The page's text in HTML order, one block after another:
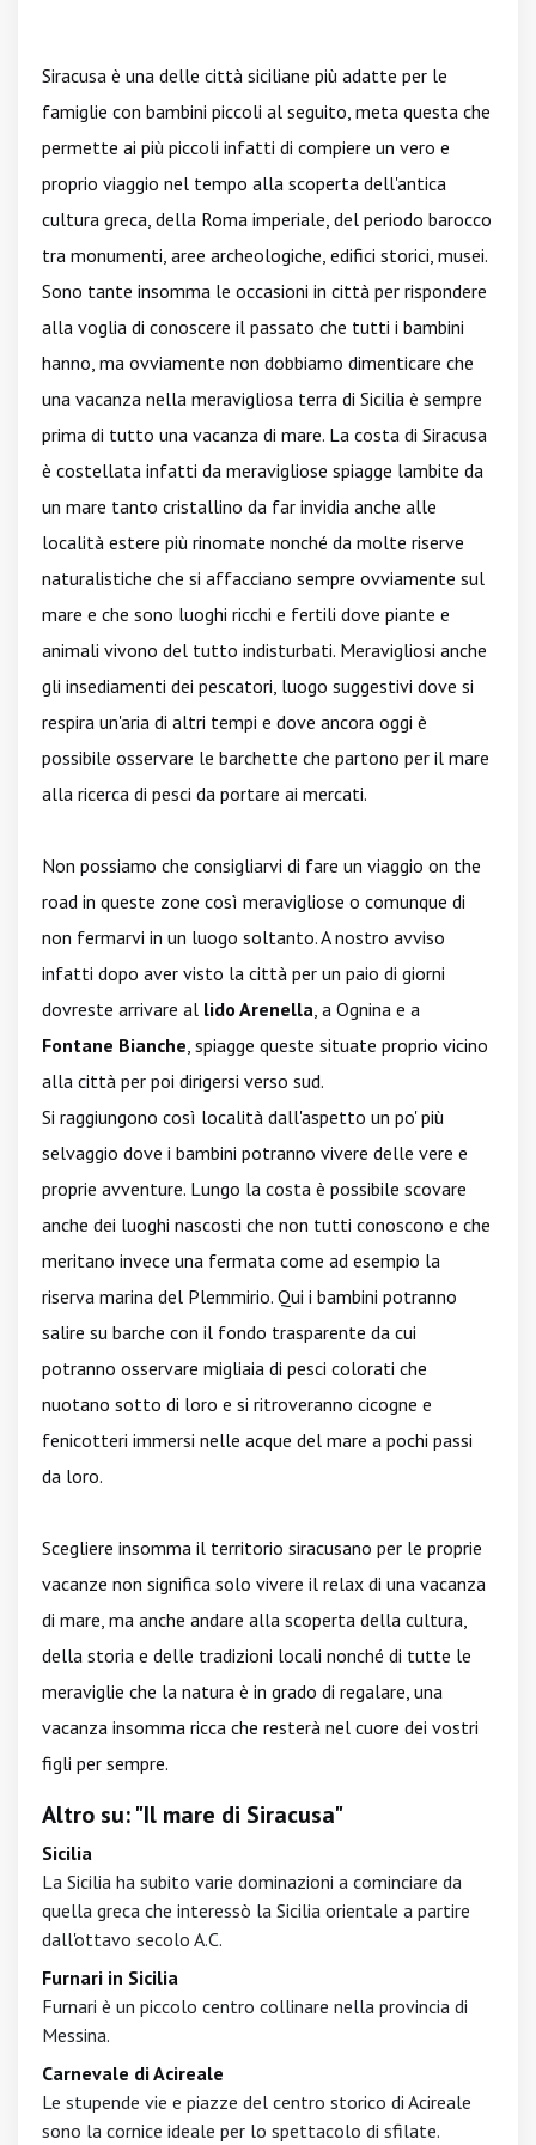
Siracusa è una delle città siciliane più adatte per le
famiglie con bambini piccoli al seguito, meta questa che
permette ai più piccoli infatti di compiere un vero e
proprio viaggio nel tempo alla scoperta dell'antica
cultura greca, della Roma imperiale, del periodo barocco
tra monumenti, aree archeologiche, edifici storici, musei.
Sono tante insomma le occasioni in città per rispondere
alla voglia di conoscere il passato che tutti i bambini
hanno, ma ovviamente non dobbiamo dimenticare che
una vacanza nella meravigliosa terra di Sicilia è sempre
prima di tutto una vacanza di mare. La costa di Siracusa
è costellata infatti da meravigliose spiagge lambite da
un mare tanto cristallino da far invidia anche alle
località estere più rinomate nonché da molte riserve
naturalistiche che si affacciano sempre ovviamente sul
mare e che sono luoghi ricchi e fertili dove piante e
animali vivono del tutto indisturbati. Meravigliosi anche
gli insediamenti dei pescatori, luogo suggestivi dove si
respira un'aria di altri tempi e dove ancora oggi è
possibile osservare le barchette che partono per il mare
alla ricerca di pesci da portare ai mercati.
Non possiamo che consigliarvi di fare un viaggio on the
road in queste zone così meravigliose o comunque di
non fermarvi in un luogo soltanto. A nostro avviso
infatti dopo aver visto la città per un paio di giorni
dovreste arrivare al lido Arenella, a Ognina e a
Fontane Bianche, spiagge queste situate proprio vicino
alla città per poi dirigersi verso sud.
Si raggiungono così località dall'aspetto un po' più
selvaggio dove i bambini potranno vivere delle vere e
proprie avventure. Lungo la costa è possibile scovare
anche dei luoghi nascosti che non tutti conoscono e che
meritano invece una fermata come ad esempio la
riserva marina del Plemmirio. Qui i bambini potranno
salire su barche con il fondo trasparente da cui
potranno osservare migliaia di pesci colorati che
nuotano sotto di loro e si ritroveranno cicogne e
fenicotteri immersi nelle acque del mare a pochi passi
da loro.
Scegliere insomma il territorio siracusano per le proprie
vacanze non significa solo vivere il relax di una vacanza
di mare, ma anche andare alla scoperta della cultura,
della storia e delle tradizioni locali nonché di tutte le
meraviglie che la natura è in grado di regalare, una
vacanza insomma ricca che resterà nel cuore dei vostri
figli per sempre.
Altro su: "Il mare di Siracusa"
Sicilia
La Sicilia ha subito varie dominazioni a cominciare da
quella greca che interessò la Sicilia orientale a partire
dall'ottavo secolo A.C.
Furnari in Sicilia
Furnari è un piccolo centro collinare nella provincia di
Messina.
Carnevale di Acireale
Le stupende vie e piazze del centro storico di Acireale
sono la cornice ideale per lo spettacolo di sfilate.